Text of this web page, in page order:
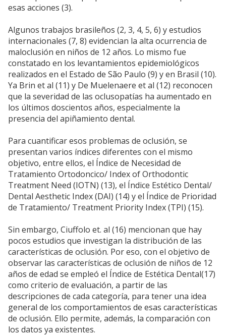
esas acciones (3).
Algunos trabajos brasileños (2, 3, 4, 5, 6) y estudios
internacionales (7, 8) evidencian la alta ocurrencia de
maloclusión en niños de 12 años. Lo mismo fue
constatado en los levantamientos epidemiológicos
realizados en el Estado de São Paulo (9) y en Brasil (10).
Ya Brin et al (11) y De Muelenaere et al (12) reconocen
que la severidad de las oclusopatías ha aumentado en
los últimos doscientos años, especialmente la
presencia del apiñamiento dental.
Para cuantificar esos problemas de oclusión, se
presentan varios índices diferentes con el mismo
objetivo, entre ellos, el Índice de Necesidad de
Tratamiento Ortodoncico/ Index of Orthodontic
Treatment Need (IOTN) (13), el Índice Estético Dental/
Dental Aesthetic Index (DAI) (14) y el Índice de Prioridad
de Tratamiento/ Treatment Priority Index (TPI) (15).
Sin embargo, Ciuffolo et. al (16) mencionan que hay
pocos estudios que investigan la distribución de las
características de oclusión. Por eso, con el objetivo de
observar las características de oclusión de niños de 12
años de edad se empleó el Índice de Estética Dental(17)
como criterio de evaluación, a partir de las
descripciones de cada categoría, para tener una idea
general de los comportamientos de esas características
de oclusión. Ello permite, además, la comparación con
los datos ya existentes.